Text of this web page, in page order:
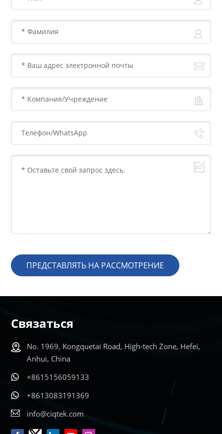
ПРЕДСТАВЛЯТЬ НА РАССМОТРЕНИЕ
Связаться
No. 1969, Kongquetai Road, High-tech Zone, Hefei,
Anhui, China
+8615156059133
+8613083191369
info@ciqtek.com